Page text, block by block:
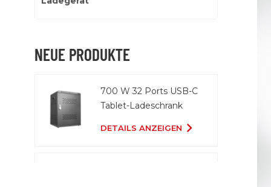
NEUE PRODUKTE
700 W 32 Ports USB-C
Tablet-Ladeschrank
DETAILS ANZEIGEN